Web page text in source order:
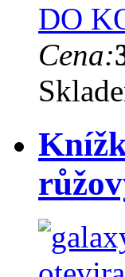
DO
Cena: